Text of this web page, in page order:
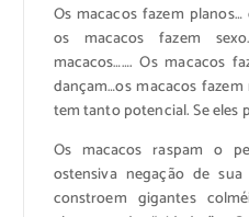
Os macacos fazem
os macacos fazem
macacos……. Os macacos
dançam…os macacos
tem tanto potencial. Se eles
Os macacos raspam o
ostensiva negação de
constroem gigantes